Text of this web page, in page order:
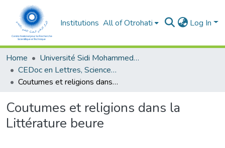
Institutions All of Otrohati Log In
Home
Université Sidi Mohammed Ben Abdellah - Fès
CEDoc en Lettres, Sciences Humaines, Arts et Sciences de l’Education (CED - LSHASE)
Coutumes et religions dans la Littérature beure
Coutumes et religions dans la
Littérature beure